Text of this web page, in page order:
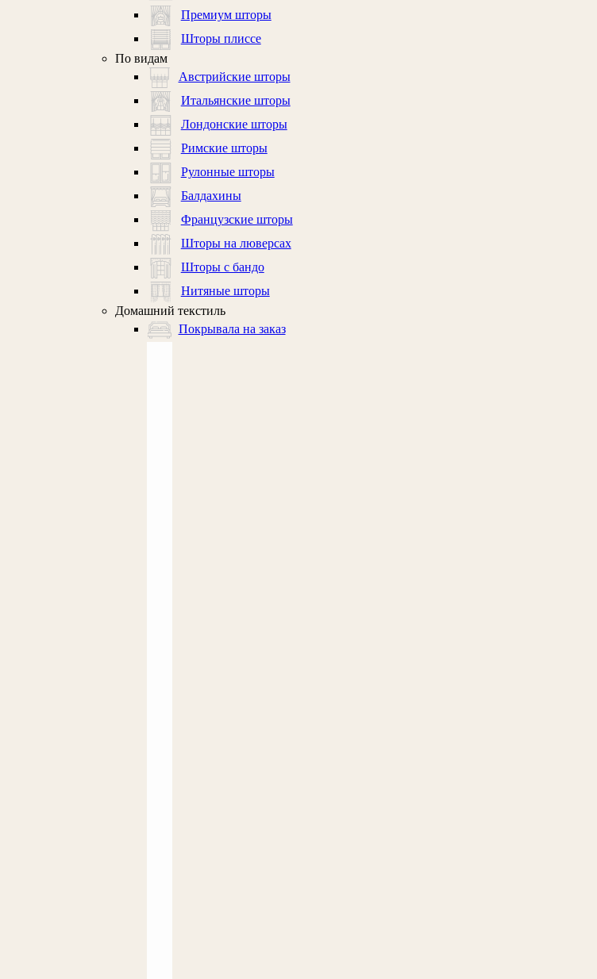
Премиум шторы
Шторы плиссе
По видам
Австрийские шторы
Итальянские шторы
Лондонские шторы
Римские шторы
Рулонные шторы
Балдахины
Французские шторы
Шторы на люверсах
Шторы с бандо
Нитяные шторы
Домашний текстиль
Покрывала на заказ